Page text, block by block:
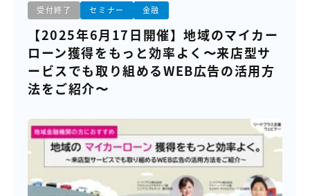
受付終了 セミナー 金融
【2025年6月17日開催】地域のマイカー
ローン獲得をもっと効率よく〜来店型サ
ービスでも取り組めるWEB広告の活用方
法をご紹介〜